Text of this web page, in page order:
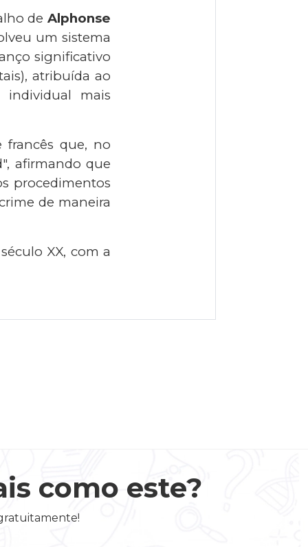
de Alphonse
um sistema
significativo
atribuída ao
mais
francês que, no
afirmando que
procedimentos
de maneira
XX, com a
como este?